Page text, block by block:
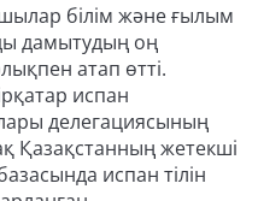
білім және ғылым
дамытудың оң
атап өтті.
испан
делегациясының
Қазақстанның жетекші
испан тілін